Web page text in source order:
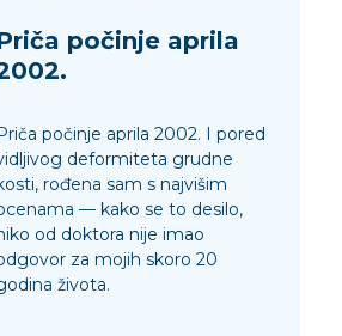
počinje aprila
počinje aprila 2002. I pored
deformiteta grudne
rođena sam s najvišim
— kako se to desilo,
od doktora nije imao
za mojih skoro 20
života.